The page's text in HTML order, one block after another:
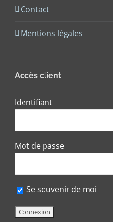
Contact
Mentions légales
Accès client
Identifiant
Mot de passe
Se souvenir de moi